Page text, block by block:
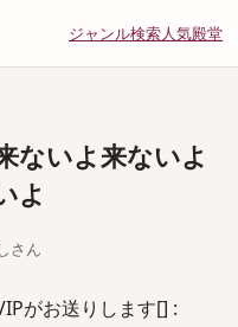
ジャンル検索人気殿堂
ないよ来ないよ
よ
さん
がお送りします[] :